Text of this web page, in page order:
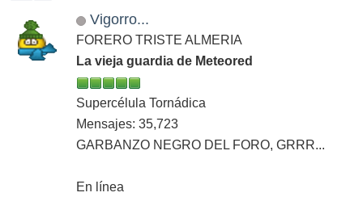
Vigorro...
FORERO TRISTE ALMERIA
La vieja guardia de Meteored
Supercélula Tornádica
Mensajes: 35,723
GARBANZO NEGRO DEL FORO, GRRR...
En línea